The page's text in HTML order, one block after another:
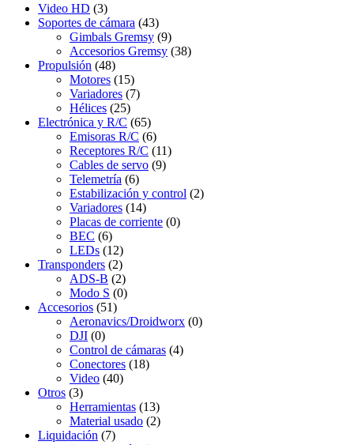
Video HD (3)
Soportes de cámara (43)
Gimbals Gremsy (9)
Accesorios Gremsy (38)
Propulsión (48)
Motores (15)
Variadores (7)
Hélices (25)
Electrónica y R/C (65)
Emisoras R/C (6)
Receptores R/C (11)
Cables de servo (9)
Telemetría (6)
Estabilización y control (2)
Variadores (14)
Placas de corriente (0)
BEC (6)
LEDs (12)
Transponders (2)
ADS-B (2)
Modo S (0)
Accesorios (51)
Aeronavics/Droidworx (0)
DJI (0)
Control de cámaras (4)
Conectores (18)
Video (40)
Otros (3)
Herramientas (13)
Material usado (2)
Liquidación (7)